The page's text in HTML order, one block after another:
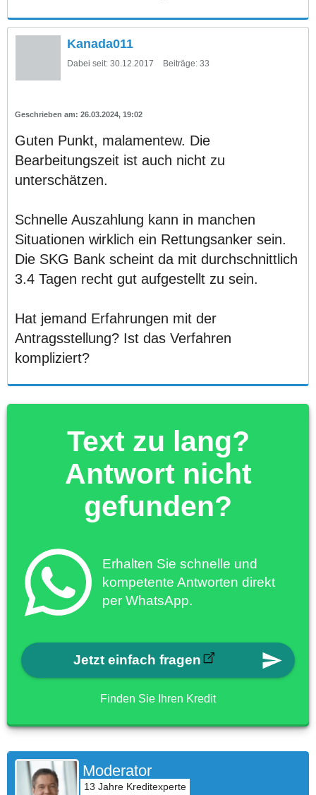
Kanada011
Dabei seit: 30.12.2017 Beiträge: 33
26.03.2024, 19:02
Guten Punkt, malamentew. Die
Bearbeitungszeit ist auch nicht zu
unterschätzen.
Schnelle Auszahlung kann in manchen
Situationen wirklich ein Rettungsanker sein.
Die SKG Bank scheint da mit durchschnittlich
3.4 Tagen recht gut aufgestellt zu sein.
Hat jemand Erfahrungen mit der
Antragsstellung? Ist das Verfahren
kompliziert?
Text zu lang?
Antwort nicht
gefunden?
Erhalten Sie schnelle und
kompetente Antworten direkt
per WhatsApp.
Jetzt einfach fragen
Finden Sie Ihren Kredit
Moderator